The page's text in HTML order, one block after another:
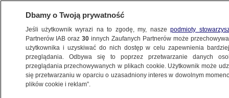
BIZNES
TECH
Dbamy o Twoją prywatność
Jeśli użytkownik wyrazi na to zgodę, my, naszepodmioty
Partnerów IAB oraz30 innych Zaufanych Partnerów może
użytkownika i uzyskiwać do nich dostęp w celu zapewnienia
przeglądania. Odbywa się to poprzez przetwarzanie danych
przeglądania przechowywanych w plikach cookie. Użytkownik może
się przetwarzaniu w oparciu o uzasadniony interes w dowolnym
plików cookie i reklam”.